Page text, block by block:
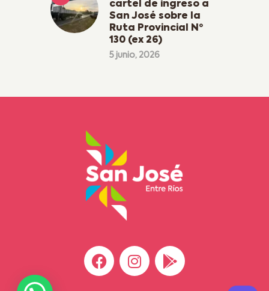
cartel de ingreso a
San José sobre la
Ruta Provincial Nº
130 (ex 26)
5 junio, 2026